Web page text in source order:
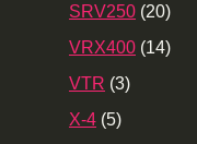
SRV250 (20)
VRX400 (14)
VTR (3)
X-4 (5)